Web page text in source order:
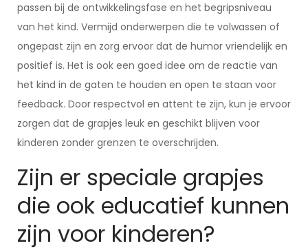
passen bij de ontwikkelingsfase en het begripsniveau
van het kind. Vermijd onderwerpen die te volwassen of
ongepast zijn en zorg ervoor dat de humor vriendelijk en
positief is. Het is ook een goed idee om de reactie van
het kind in de gaten te houden en open te staan voor
feedback. Door respectvol en attent te zijn, kun je ervoor
zorgen dat de grapjes leuk en geschikt blijven voor
kinderen zonder grenzen te overschrijden.
Zijn er speciale grapjes
die ook educatief kunnen
zijn voor kinderen?